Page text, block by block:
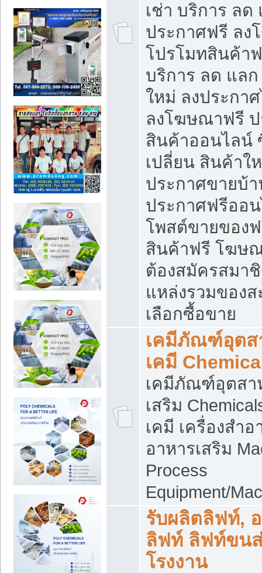
เช่า บริการ ลด
ประกาศฟรี ล
โปรโมทสินค้า
บริการ ลด แล
ใหม่ ลงประกา
ลงโฆษณาฟรี
สินค้าออนไลน์
เปลี่ยน สินค้าใ
ประกาศขายบ้
ประกาศฟรีออ
โพสต์ขายของ
สินค้าฟรี โฆษ
ต้องสมัครสมา
แหล่งรวมของ
เลือกซื้อขาย
เคมีภัณฑ์อุตส
เคมี
เคมีภัณฑ์อุตสา
เสริม
เคมี เครื่องสำ
อาหารเสริม
Process
Equipment/
รับผลิตลิฟท์,
ลิฟท์ ลิฟท์ขน
โรงงาน